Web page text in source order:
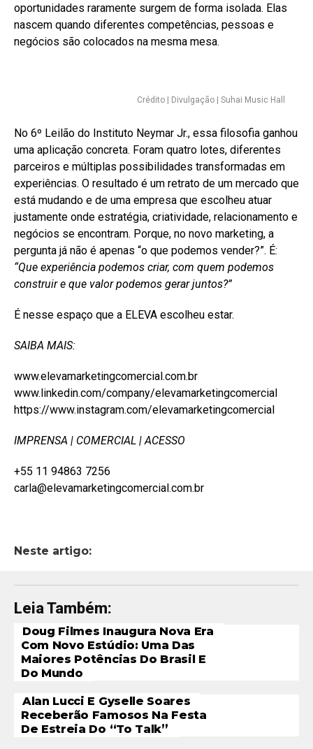
oportunidades raramente surgem de forma isolada. Elas
nascem quando diferentes competências, pessoas e
negócios são colocados na mesma mesa.
Crédito | Divulgação | Suhai Music Hall
No 6º Leilão do Instituto Neymar Jr., essa filosofia ganhou
uma aplicação concreta. Foram quatro lotes, diferentes
parceiros e múltiplas possibilidades transformadas em
experiências. O resultado é um retrato de um mercado que
está mudando e de uma empresa que escolheu atuar
justamente onde estratégia, criatividade, relacionamento e
negócios se encontram. Porque, no novo marketing, a
pergunta já não é apenas “o que podemos vender?”. É:
“Que experiência podemos criar, com quem podemos
construir e que valor podemos gerar juntos?”
É nesse espaço que a ELEVA escolheu estar.
SAIBA MAIS:
www.elevamarketingcomercial.com.br
www.linkedin.com/company/elevamarketingcomercial
https://www.instagram.com/elevamarketingcomercial
IMPRENSA | COMERCIAL | ACESSO
+55 11 94863 7256
carla@elevamarketingcomercial.com.br
Neste artigo:
Leia Também:
Doug Filmes Inaugura Nova Era
Com Novo Estúdio: Uma Das
Maiores Potências Do Brasil E
Do Mundo
Alan Lucci E Gyselle Soares
Receberão Famosos Na Festa
De Estreia Do “To Talk”